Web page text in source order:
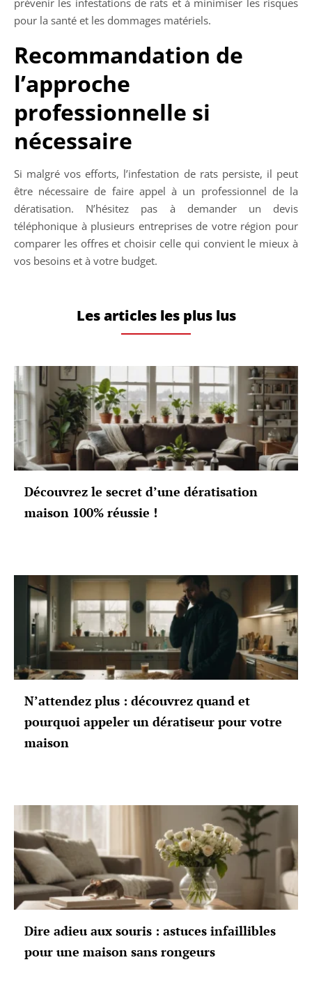
pour la santé et les dommages matériels.
Recommandation de
l’approche
professionnelle si
nécessaire
Si malgré vos efforts, l’infestation de rats persiste, il peut
être nécessaire de faire appel à un professionnel de la
dératisation. N’hésitez pas à demander un devis
téléphonique à plusieurs entreprises de votre région pour
comparer les offres et choisir celle qui convient le mieux à
vos besoins et à votre budget.
Les articles les plus lus
Découvrez le secret d’une dératisation
maison 100% réussie !
N’attendez plus : découvrez quand et
pourquoi appeler un dératiseur pour votre
maison
Dire adieu aux souris : astuces infaillibles
pour une maison sans rongeurs